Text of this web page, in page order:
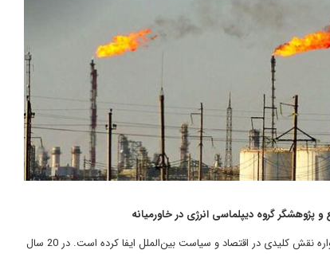
پژوهشگر گروه دیپلماسی انرژی در خاورمیانه
خاورمیانه به عنوان مرکز تولید انرژی جهانی همواره نقش کلیدی در اقتصاد و سیاست بین‌الملل ایفا کرده است. در 20 سال